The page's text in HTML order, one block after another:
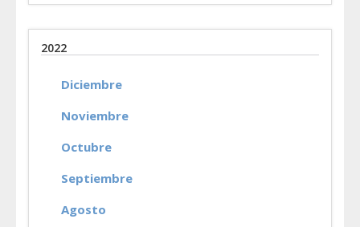
2022
Diciembre
Noviembre
Octubre
Septiembre
Agosto